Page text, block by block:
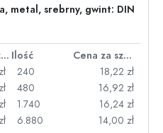
metal, srebrny, gwint: DIN
Cena za sztukę Ilość
Cena za sztukę
240
18,22 zł
480
16,92 zł
1.740
16,24 zł
6.880
14,00 zł